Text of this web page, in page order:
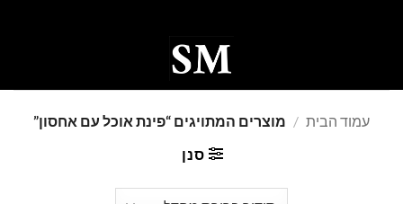
עמוד הבית / מוצרים המתויגים “פינת אוכל עם אחסון”
סנן